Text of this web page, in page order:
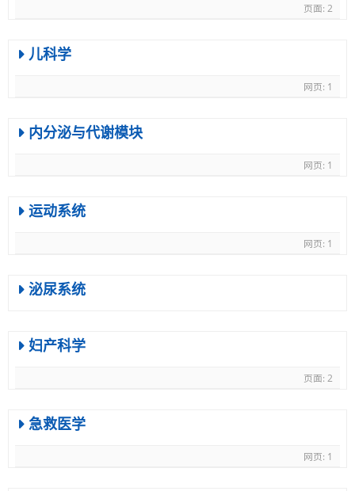
页面: 2
儿科学
网页: 1
内分泌与代谢模块
网页: 1
运动系统
网页: 1
泌尿系统
妇产科学
页面: 2
急救医学
网页: 1